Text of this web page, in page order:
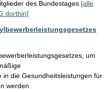
des Bundestages [alle
dorthin]
um
in die Gesundheitsleistungen für
werden.